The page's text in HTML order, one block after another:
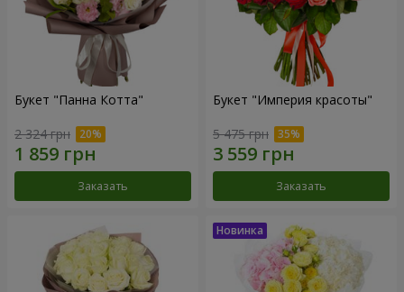
Букет "Панна Котта"
2 324 грн
Заказать
Букет "Империя красоты"
5 475 грн
Заказать